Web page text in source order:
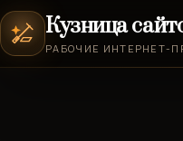
Кузница
РАБОЧИЕ ИНТЕРНЕТ-